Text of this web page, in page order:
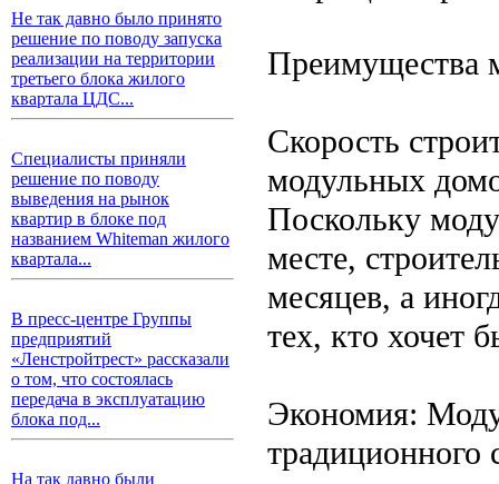
Не так давно было принято
решение по поводу запуска
реализации на территории
третьего блока жилого
квартала ЦДС...
Специалисты приняли
решение по поводу
выведения на рынок
квартир в блоке под
названием Whiteman жилого
квартала...
В пресс-центре Группы
предприятий
«Ленстройтрест» рассказали
о том, что состоялась
передача в эксплуатацию
блока под...
На так давно были
Преимущества
Скорость
модульных
Поскольку
месте,
месяцев, а
тех, кто хочет
Экономия:
традиционного